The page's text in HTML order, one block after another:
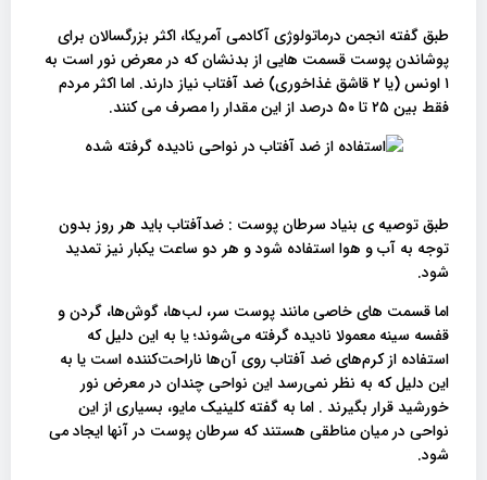
طبق گفته انجمن درماتولوژی آکادمی آمریکا، اکثر بزرگسالان برای
پوشاندن پوست قسمت هایی از بدنشان که در معرض نور است به
۱ اونس (یا ۲ قاشق غذاخوری) ضد آفتاب نیاز دارند. اما اکثر مردم
فقط بین ۲۵ تا ۵۰ درصد از این مقدار را مصرف می کنند.
طبق توصیه ی بنیاد سرطان پوست : ضدآفتاب باید هر روز بدون
توجه به آب و هوا استفاده شود و هر دو ساعت یکبار نیز تمدید
شود.
اما قسمت های خاصی مانند پوست سر، لب‌ها، گوش‌ها، گردن و
قفسه سینه معمولا نادیده گرفته می‌شوند؛ یا به این دلیل که
استفاده از کرم‌های ضد آفتاب روی آن‌ها ناراحت‌کننده است یا به
این دلیل که به نظر نمی‌رسد این نواحی چندان در معرض نور
خورشید قرار بگیرند . اما به گفته کلینیک مایو، بسیاری از این
نواحی در میان مناطقی هستند که سرطان پوست در آنها ایجاد می
شود.